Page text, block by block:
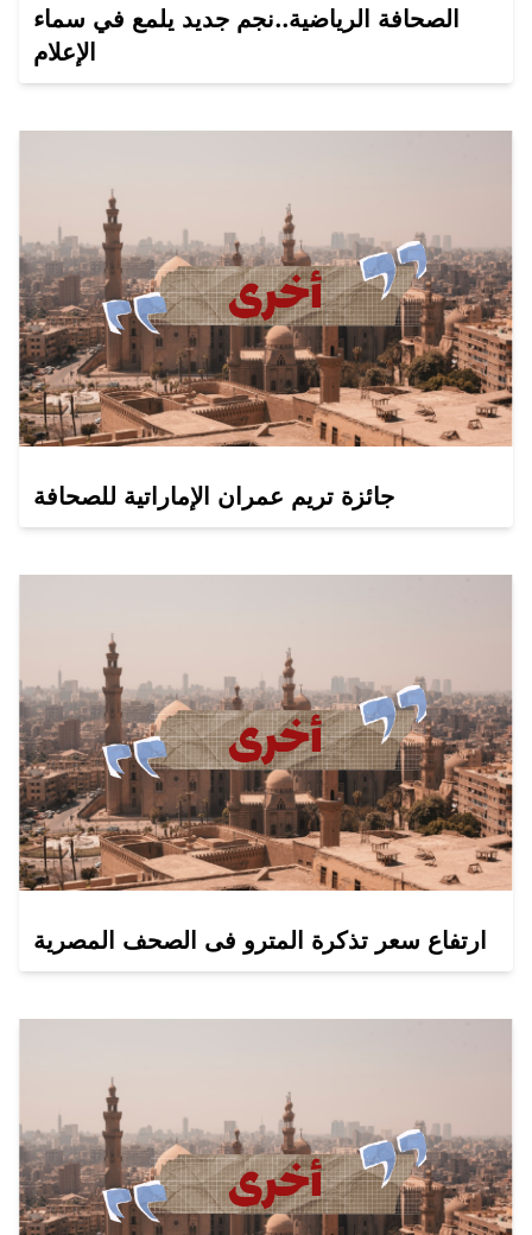
الصحافة الرياضية..نجم جديد يلمع في سماء
الإعلام
جائزة تريم عمران الإماراتية للصحافة
ارتفاع سعر تذكرة المترو فى الصحف المصرية